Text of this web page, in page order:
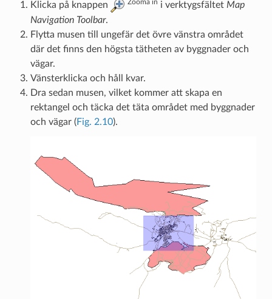
Klicka på knappen Zooma in i verktygsfältet Map
Navigation Toolbar.
Flytta musen till ungefär det övre vänstra området
där det finns den högsta tätheten av byggnader och
vägar.
Vänsterklicka och håll kvar.
Dra sedan musen, vilket kommer att skapa en
rektangel och täcka det täta området med byggnader
och vägar (Fig. 2.10).